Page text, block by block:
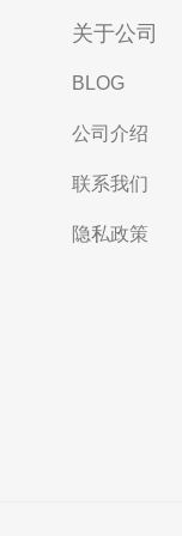
关于公司
BLOG
公司介绍
联系我们
隐私政策